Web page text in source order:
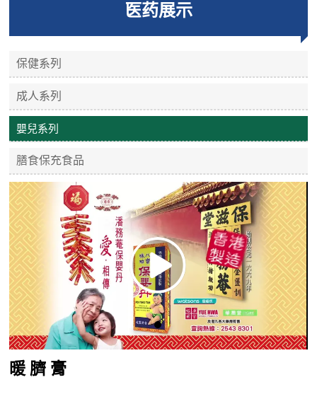
医药展示
保健系列
成人系列
嬰兒系列
膳食保充食品
暖 臍 膏